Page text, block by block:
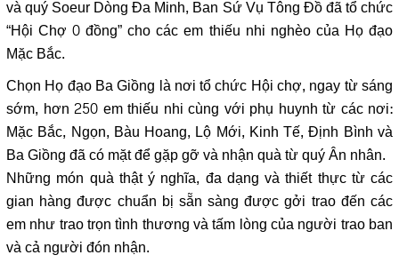
và quý Soeur Dòng Đa Minh, Ban Sứ Vụ Tông Đồ đã tổ chức
“Hội Chợ 0 đồng” cho các em thiếu nhi nghèo của Họ đạo
Mặc Bắc.
Chọn Họ đạo Ba Giồng là nơi tổ chức Hội chợ, ngay từ sáng
sớm, hơn 250 em thiếu nhi cùng với phụ huynh từ các nơi:
Mặc Bắc, Ngọn, Bàu Hoang, Lộ Mới, Kinh Tế, Định Bình và
Ba Giồng đã có mặt để gặp gỡ và nhận quà từ quý Ân nhân.
Những món quà thật ý nghĩa, đa dạng và thiết thực từ các
gian hàng được chuẩn bị sẵn sàng được gởi trao đến các
em như trao trọn tình thương và tấm lòng của người trao ban
và cả người đón nhận.